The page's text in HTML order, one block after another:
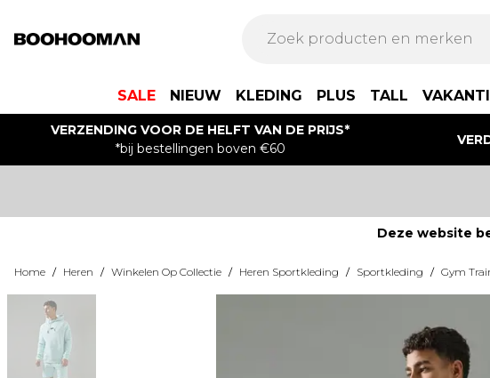
SALE NIEUW KLEDING PLUS TALL
VERZENDING VOOR DE HELFT VAN DE PRIJS*
*bij bestellingen boven €60
Deze website
Home / Heren / Winkelen Op Collectie / Heren Sportkleding / Sportkleding / Gym